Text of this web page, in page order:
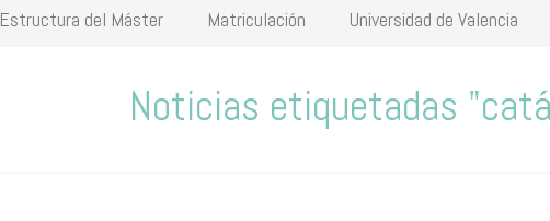
Estructura del Máster Matriculación Universidad de Valencia
Noticias etiquetadas